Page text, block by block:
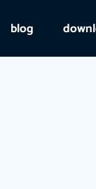
blog